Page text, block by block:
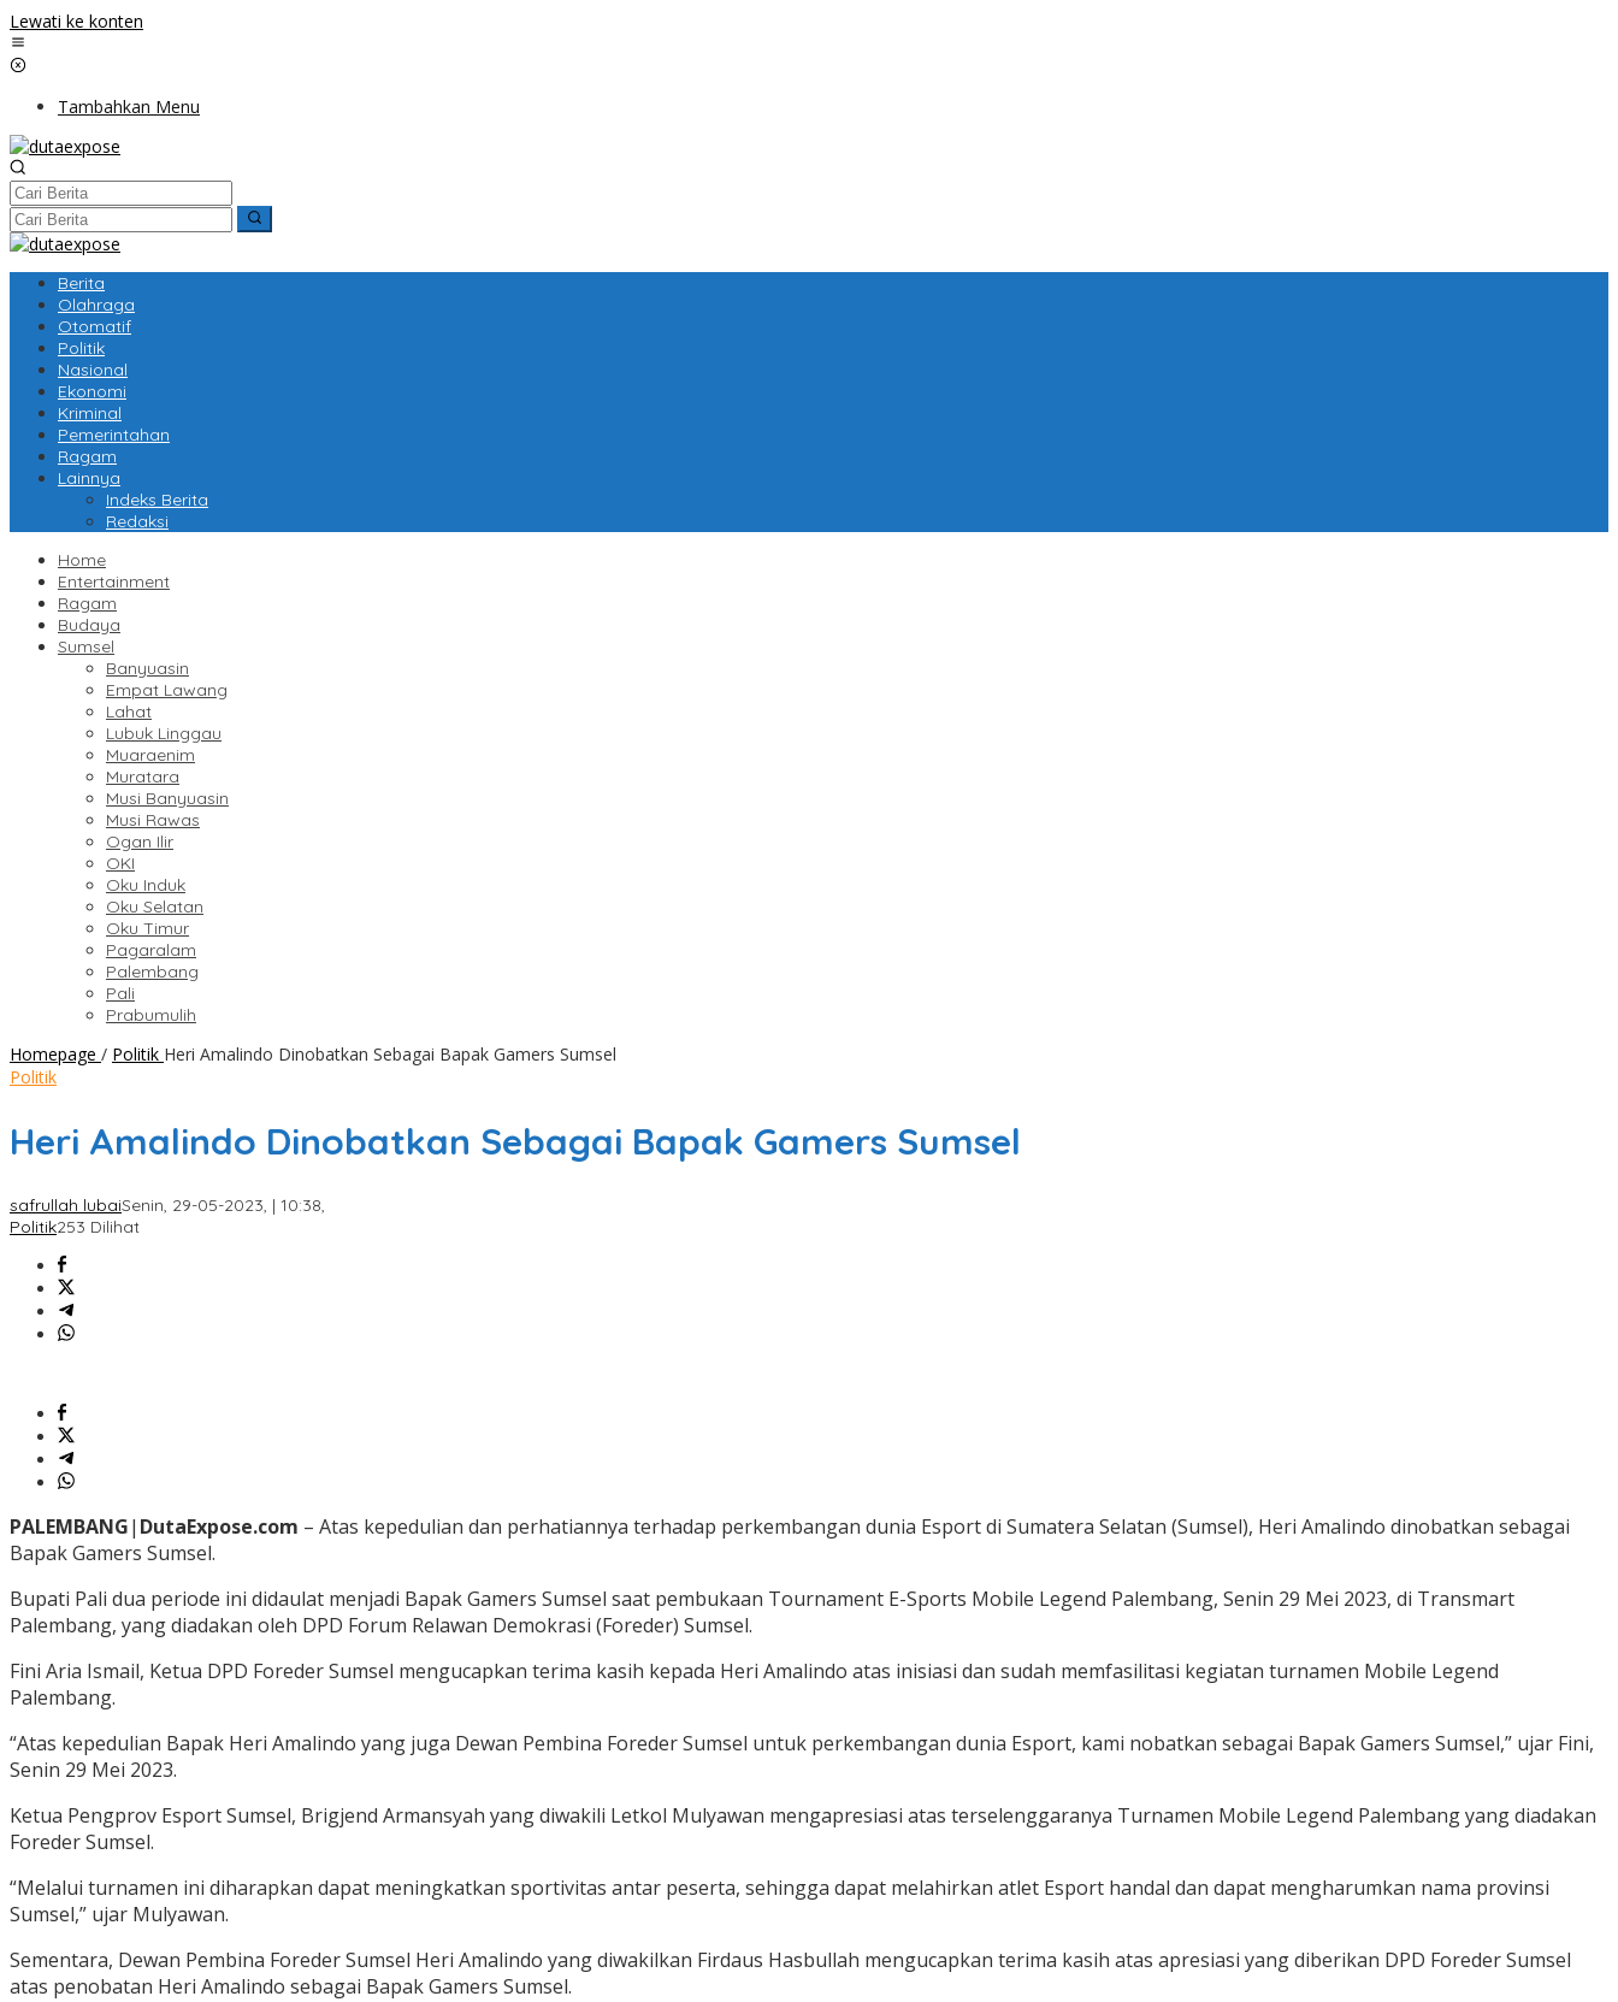
Lewati ke konten
Tambahkan Menu
Berita
Olahraga
Otomatif
Politik
Nasional
Ekonomi
Kriminal
Pemerintahan
Ragam
Lainnya
Indeks Berita
Redaksi
Home
Entertainment
Ragam
Budaya
Sumsel
Banyuasin
Empat Lawang
Lahat
Lubuk Linggau
Muaraenim
Muratara
Musi Banyuasin
Musi Rawas
Ogan Ilir
OKI
Oku Induk
Oku Selatan
Oku Timur
Pagaralam
Palembang
Pali
Prabumulih
Homepage / Politik Heri Amalindo Dinobatkan Sebagai Bapak Gamers Sumsel
Politik
Heri Amalindo Dinobatkan Sebagai Bapak Gamers Sumsel
safrullah lubaiSenin, 29-05-2023, | 10:38,
Politik253 Dilihat
PALEMBANG| DutaExpose.com – Atas kepedulian dan perhatiannya terhadap perkembangan dunia Esport di Sumatera Selatan (Sumsel), Heri Amalindo dinobatkan sebagai
Bapak Gamers Sumsel.
Bupati Pali dua periode ini didaulat menjadi Bapak Gamers Sumsel saat pembukaan Tournament E-Sports Mobile Legend Palembang, Senin 29 Mei 2023, di Transmart
Palembang, yang diadakan oleh DPD Forum Relawan Demokrasi (Foreder) Sumsel.
Fini Aria Ismail, Ketua DPD Foreder Sumsel mengucapkan terima kasih kepada Heri Amalindo atas inisiasi dan sudah memfasilitasi kegiatan turnamen Mobile Legend
Palembang.
“Atas kepedulian Bapak Heri Amalindo yang juga Dewan Pembina Foreder Sumsel untuk perkembangan dunia Esport, kami nobatkan sebagai Bapak Gamers Sumsel,” ujar Fini,
Senin 29 Mei 2023.
Ketua Pengprov Esport Sumsel, Brigjend Armansyah yang diwakili Letkol Mulyawan mengapresiasi atas terselenggaranya Turnamen Mobile Legend Palembang yang diadakan
Foreder Sumsel.
“Melalui turnamen ini diharapkan dapat meningkatkan sportivitas antar peserta, sehingga dapat melahirkan atlet Esport handal dan dapat mengharumkan nama provinsi
Sumsel,” ujar Mulyawan.
Sementara, Dewan Pembina Foreder Sumsel Heri Amalindo yang diwakilkan Firdaus Hasbullah mengucapkan terima kasih atas apresiasi yang diberikan DPD Foreder Sumsel
atas penobatan Heri Amalindo sebagai Bapak Gamers Sumsel.